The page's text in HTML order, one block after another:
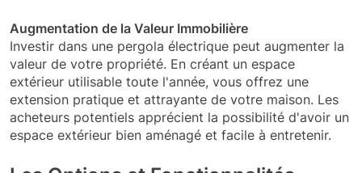
Augmentation de la Valeur Immobilière
Investir dans une pergola électrique peut augmenter la
valeur de votre propriété. En créant un espace
extérieur utilisable toute l'année, vous offrez une
extension pratique et attrayante de votre maison. Les
acheteurs potentiels apprécient la possibilité d'avoir un
espace extérieur bien aménagé et facile à entretenir.